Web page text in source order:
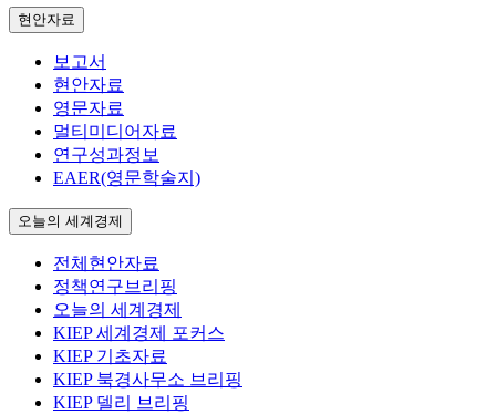
현안자료
보고서
현안자료
영문자료
멀티미디어자료
연구성과정보
EAER(영문학술지)
오늘의 세계경제
전체현안자료
정책연구브리핑
오늘의 세계경제
KIEP 세계경제 포커스
KIEP 기초자료
KIEP 북경사무소 브리핑
KIEP 델리 브리핑